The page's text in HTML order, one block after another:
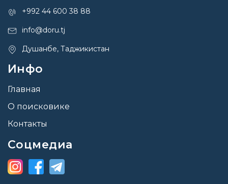
+992 44 600 38 88
info@doru.tj
Душанбе, Таджикистан
Инфо
Главная
О поисковике
Контакты
Соцмедиа